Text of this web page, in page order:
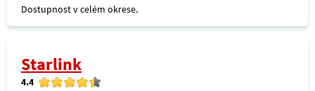
Dostupnost v celém okrese.
Starlink
4.4